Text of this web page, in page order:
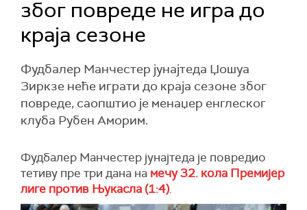
због повреде не игра до
краја сезоне
Фудбалер Манчестер јунајтеда Џошуа
Зиркзе неће играти до краја сезоне због
повреде, саопштио је менаџер енглеског
клуба Рубен Аморим.
Фудбалер Манчестер јунајтеда је повредио
тетиву пре три дана на мечу 32. кола Премијер
лиге против Њукасла (1:4).